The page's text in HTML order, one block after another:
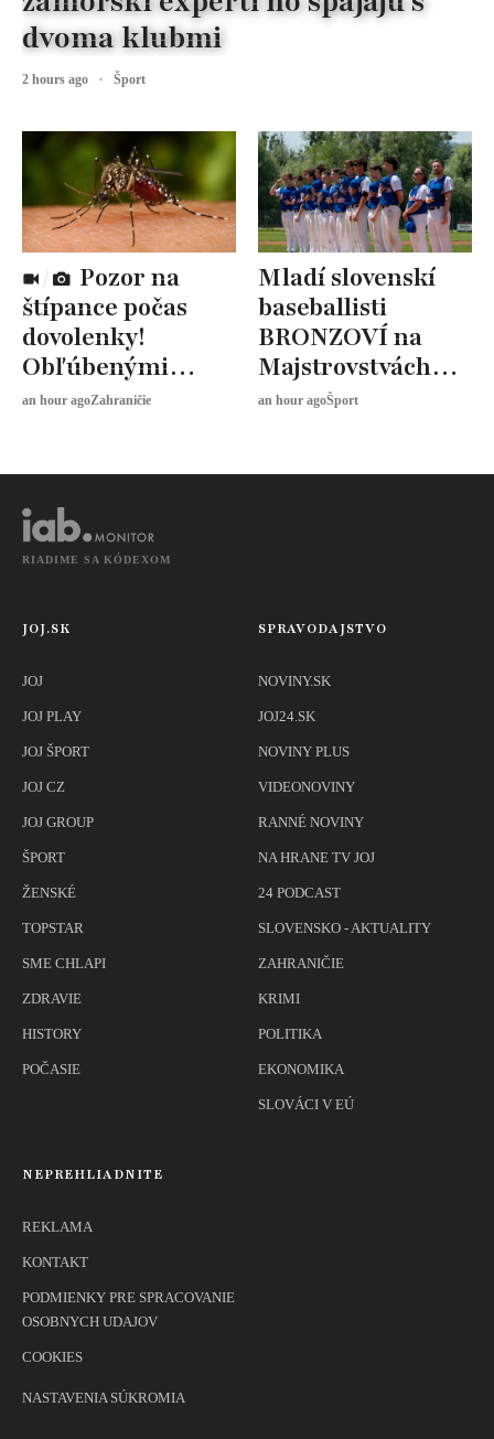
štípance počas
dovolenky!
Obľúbenými
destináciami
an hour agoZahraničie
Mladí slovenskí
baseballisti
BRONZOVÍ na
Majstrovstvách
Európy
an hour agoŠport
dvoma klubmi
2 hours ago Šport
RIADIME SA KÓDEXOM
JOJ.SK
JOJ
JOJ PLAY
JOJ ŠPORT
JOJ CZ
JOJ GROUP
ŠPORT
ŽENSKÉ
TOPSTAR
SME CHLAPI
ZDRAVIE
HISTORY
POČASIE
SPRAVODAJSTVO
NOVINY.SK
JOJ24.SK
NOVINY PLUS
VIDEONOVINY
RANNÉ NOVINY
NA HRANE TV JOJ
24 PODCAST
SLOVENSKO - AKTUALITY
ZAHRANIČIE
KRIMI
POLITIKA
EKONOMIKA
SLOVÁCI V EÚ
NEPREHLIADNITE
REKLAMA
KONTAKT
PODMIENKY PRE SPRACOVANIE
OSOBNYCH UDAJOV
COOKIES
NASTAVENIA SÚKROMIA